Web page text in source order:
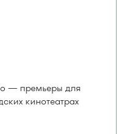
— премьеры для
кинотеатрах